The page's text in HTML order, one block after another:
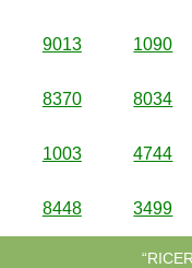
9013 1090
8370 8034
1003 4744
8448 3499